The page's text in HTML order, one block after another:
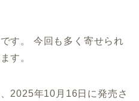
す。 今回も多く寄せられ
す。
2025年10月16日に発売さ